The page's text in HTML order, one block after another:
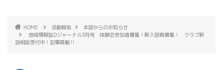
HOME 活動報告
本部からのお知らせ
地域情報誌Dジャーナル3月号 体験会参加者募集！新入部員募集！ クラブ新
設相談受付中！記事掲載‼